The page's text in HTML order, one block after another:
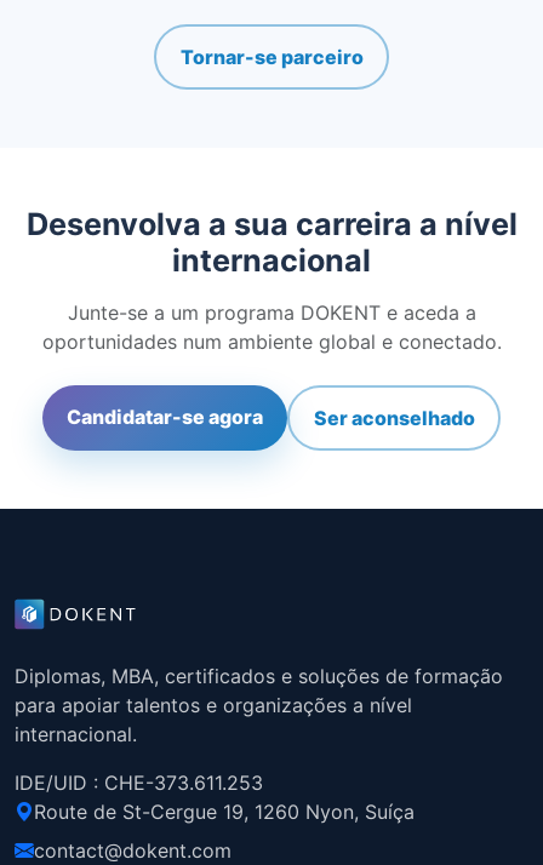
Tornar-se parceiro
Desenvolva a sua carreira a nível
internacional
Junte-se a um programa DOKENT e aceda a
oportunidades num ambiente global e conectado.
Candidatar-se agora Ser aconselhado
Diplomas, MBA, certificados e soluções de formação
para apoiar talentos e organizações a nível
internacional.
IDE/UID : CHE-373.611.253
Route de St-Cergue 19, 1260 Nyon, Suíça
contact@dokent.com